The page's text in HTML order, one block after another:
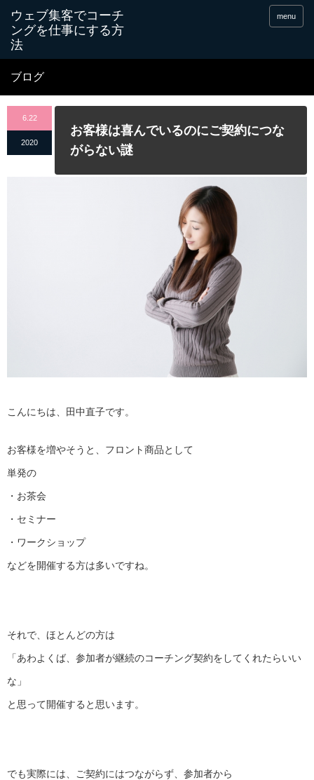
menu
ブログ
6.22
2020
お客様は喜んでいるのにご契約につな
がらない謎
こんにちは、田中直子です。
お客様を増やそうと、フロント商品として
単発の
・お茶会
・セミナー
・ワークショップ
などを開催する方は多いですね。
それで、ほとんどの方は
「あわよくば、 参加者が継続のコーチング契約をしてくれたらいい
な」
と思って開催すると思います。
でも実際には、ご契約にはつながらず、参加者から